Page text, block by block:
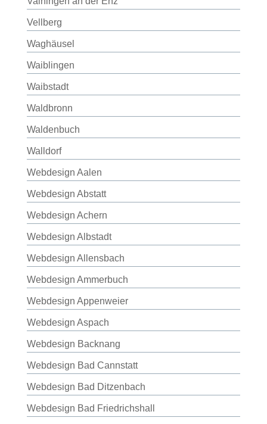
Vellberg
Waghäusel
Waiblingen
Waibstadt
Waldbronn
Waldenbuch
Walldorf
Webdesign Aalen
Webdesign Abstatt
Webdesign Achern
Webdesign Albstadt
Webdesign Allensbach
Webdesign Ammerbuch
Webdesign Appenweier
Webdesign Aspach
Webdesign Backnang
Webdesign Bad Cannstatt
Webdesign Bad Ditzenbach
Webdesign Bad Friedrichshall